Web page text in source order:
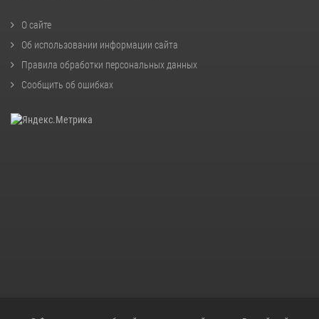
О сайте
Об использовании информации сайта
Правила обработки персональных данных
Сообщить об ошибках